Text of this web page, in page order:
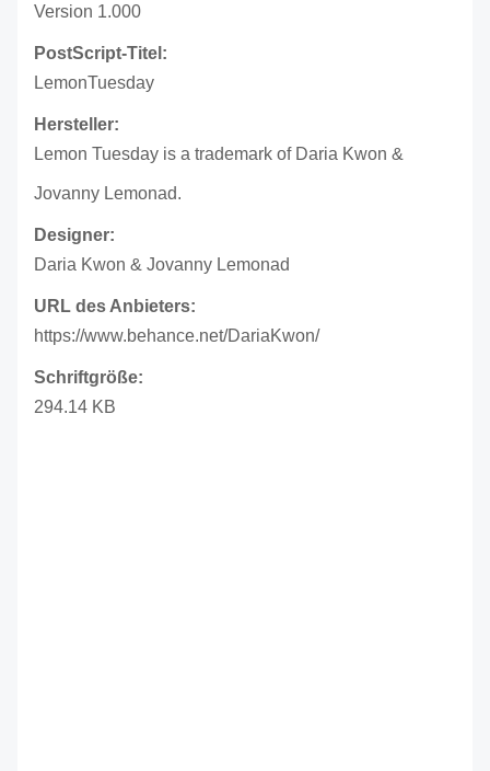
Version 1.000
PostScript-Titel:
LemonTuesday
Hersteller:
Lemon Tuesday is a trademark of Daria Kwon &
Jovanny Lemonad.
Designer:
Daria Kwon & Jovanny Lemonad
URL des Anbieters:
https://www.behance.net/DariaKwon/
Schriftgröße:
294.14 KB